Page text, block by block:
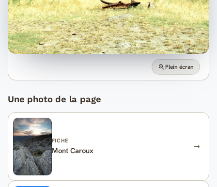
Plein écran
Une photo de la page
FICHE
Mont Caroux